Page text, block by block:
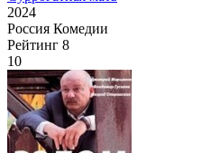
2024
Россия Комедии
Рейтинг 8
10